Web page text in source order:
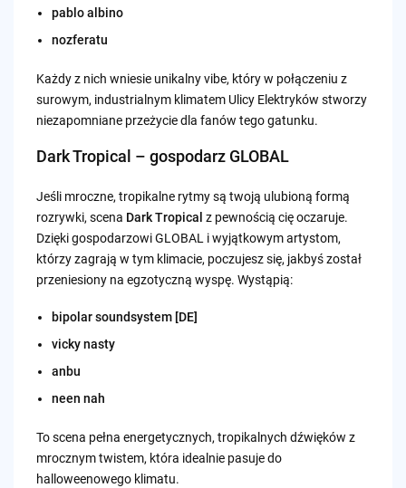
pablo albino
nozferatu
Każdy z nich wniesie unikalny vibe, który w połączeniu z
surowym, industrialnym klimatem Ulicy Elektryków stworzy
niezapomniane przeżycie dla fanów tego gatunku.
Dark Tropical – gospodarz GLOBAL
Jeśli mroczne, tropikalne rytmy są twoją ulubioną formą
rozrywki, scena Dark Tropical z pewnością cię oczaruje.
Dzięki gospodarzowi GLOBAL i wyjątkowym artystom,
którzy zagrają w tym klimacie, poczujesz się, jakbyś został
przeniesiony na egzotyczną wyspę. Wystąpią:
bipolar soundsystem [DE]
vicky nasty
anbu
neen nah
To scena pełna energetycznych, tropikalnych dźwięków z
mrocznym twistem, która idealnie pasuje do
halloweenowego klimatu.